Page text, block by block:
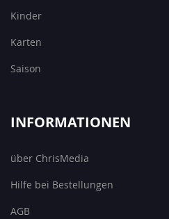
Kinder
Karten
Saison
INFORMATIONEN
über ChrisMedia
Hilfe bei Bestellungen
AGB